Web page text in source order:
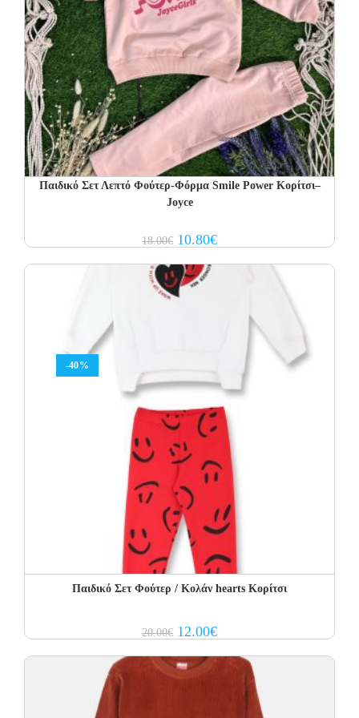
Παιδικό Σετ Λεπτό Φούτερ-Φόρμα Smile Power Κορίτσι–
Joyce
18.00€ Original
price
18.00€.
10.80€Current
price
-40%
Παιδικό Σετ Φούτερ / Κολάν hearts Κορίτσι
20.00€ Original
price
20.00€.
12.00€Current
price
12.00€.